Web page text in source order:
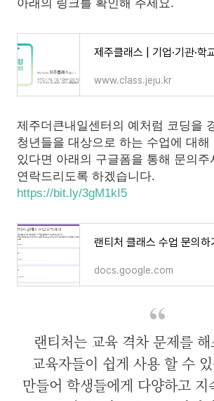
아래의 링크를 확인해 주세요.
www.class.jeju.kr
제주더큰내일센터의 예처럼 코딩을
청년들을 대상으로 하는 수업에 대해
있다면 아래의 구글폼을 통해 문의주
연락드리도록 하겠습니다.
https://bit.ly/3gM1kI5
랜티처 클래스 수업 문의하
docs.google.com
랜티처는 교육 격차 문제를
교육자들이 쉽게 사용 할 수
만들어 학생들에게 다양하고 지